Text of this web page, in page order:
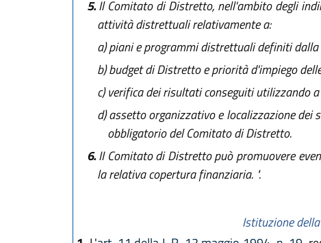
5.Il Comitato di Distretto, nell'ambito degli
attività distrettuali relativamente a:
a)piani e programmi distrettuali definiti dalla
b)budget di Distretto e priorità d'impiego
c)verifica dei risultati conseguiti utilizzando
d)assetto organizzativo e localizzazione dei
obbligatorio del Comitato di Distretto.
6.II Comitato di Distretto può promuovere
la relativa copertura finanziaria. ".
Istituzione